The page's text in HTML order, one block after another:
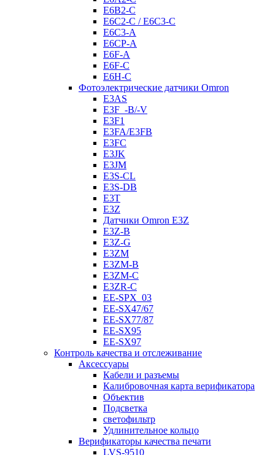
E6B2-C
E6C2-C / E6C3-C
E6C3-A
E6CP-A
E6F-A
E6F-C
E6H-C
Фотоэлектрические датчики Omron
E3AS
E3F_-B/-V
E3F1
E3FA/E3FB
E3FC
E3JK
E3JM
E3S-CL
E3S-DB
E3T
E3Z
Датчики Omron E3Z
E3Z-B
E3Z-G
E3ZM
E3ZM-B
E3ZM-C
E3ZR-C
EE-SPX_03
EE-SX47/67
EE-SX77/87
EE-SX95
EE-SX97
Контроль качества и отслеживание
Аксессуары
Кабели и разъемы
Калибровочная карта верификатора
Объектив
Подсветка
светофильтр
Удлинительное кольцо
Верификаторы качества печати
LVS-9510